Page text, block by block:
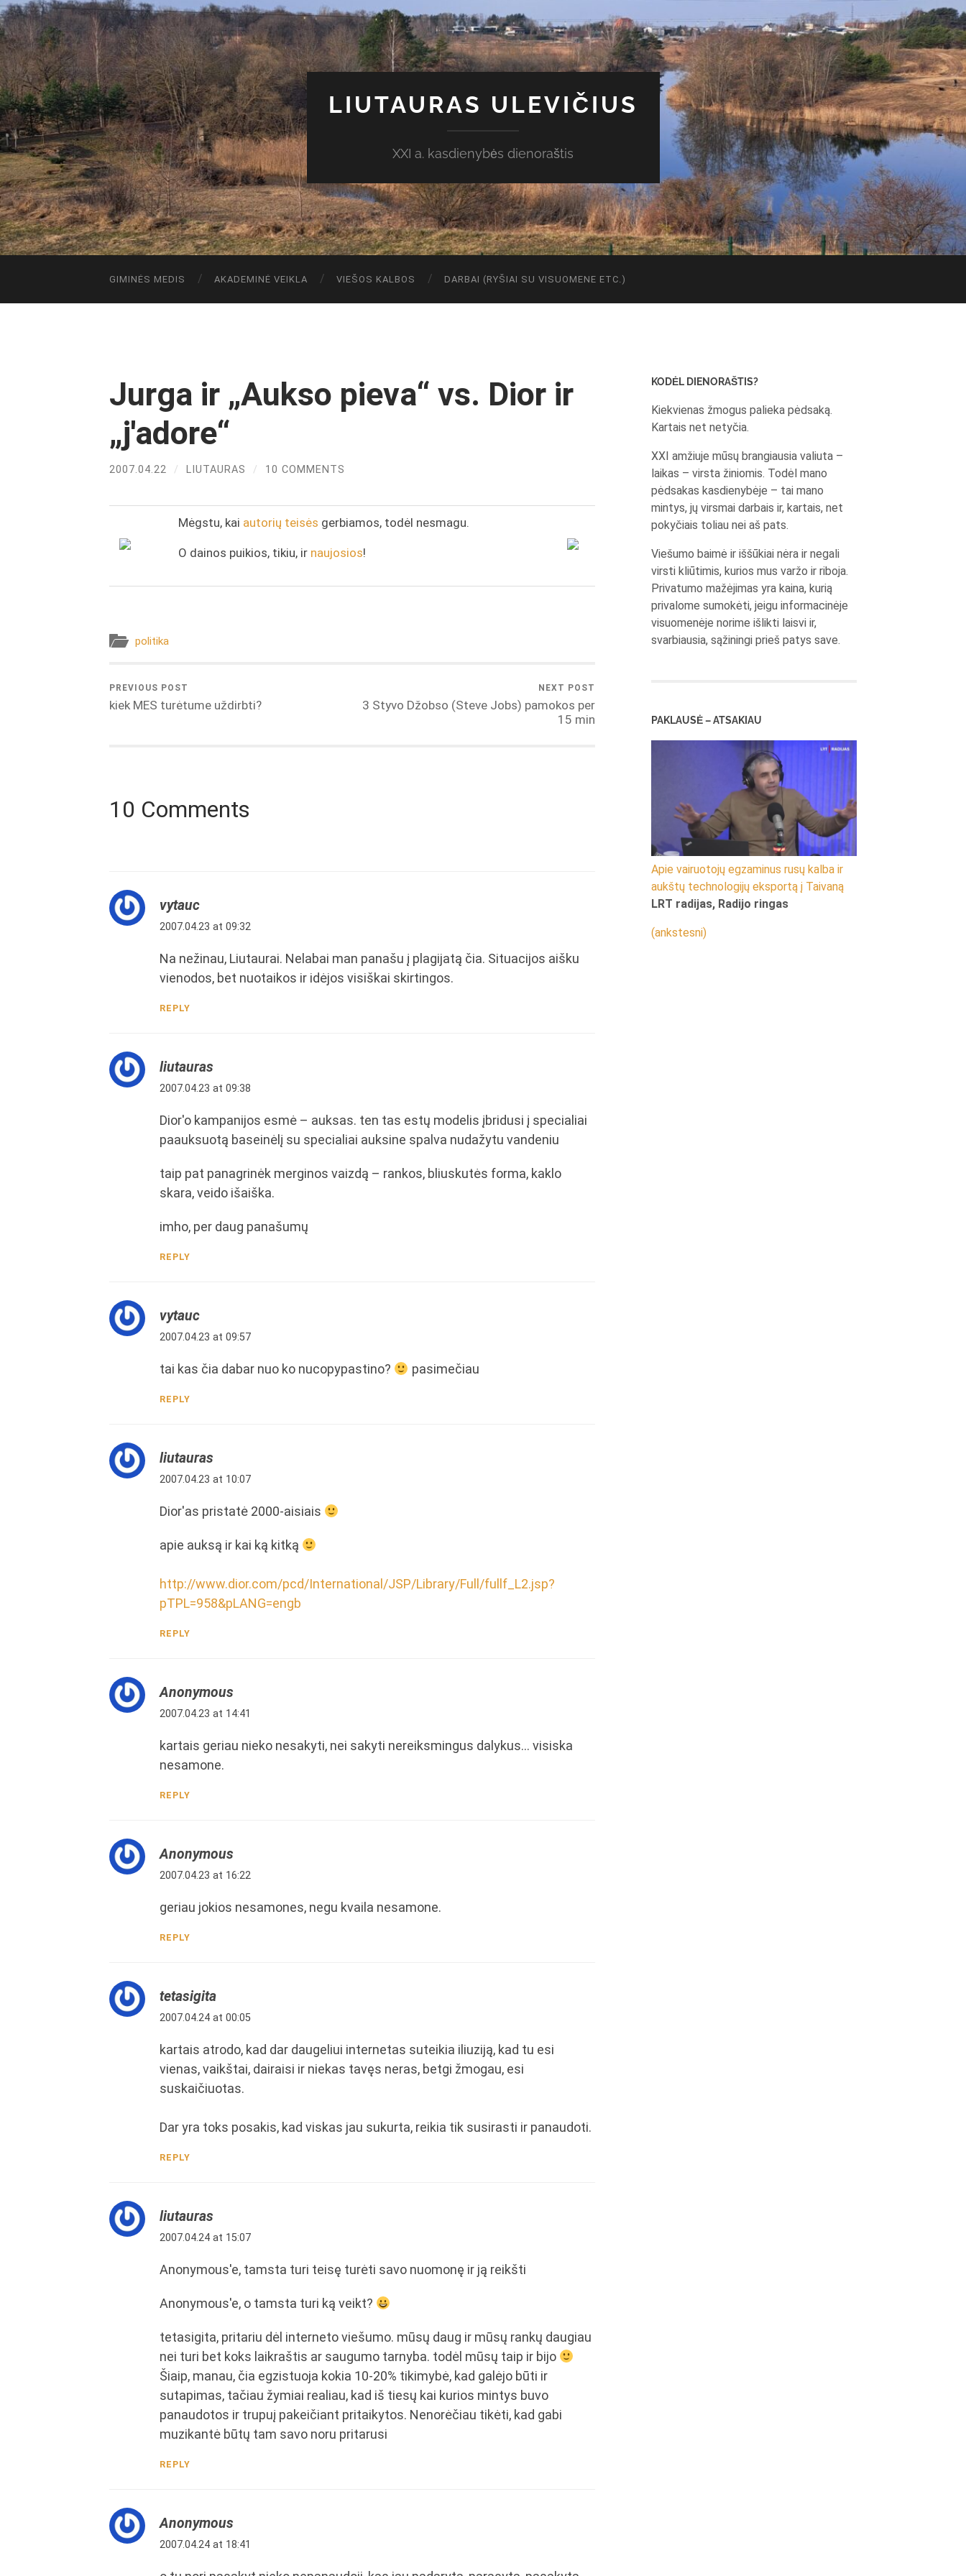
LIUTAURAS ULEVIČIUS
XXI a. kasdienybės dienoraštis
GIMINĖS MEDIS AKADEMINĖ VEIKLA VIEŠOS KALBOS DARBAI (RYŠIAI SU VISUOMENE ETC.)
Jurga ir „Aukso pieva“ vs. Dior ir
„j'adore“
2007.04.22 / LIUTAURAS / 10 COMMENTS
Mėgstu, kai autorių teisės gerbiamos, todėl nesmagu.
O dainos puikios, tikiu, ir naujosios!
politika
PREVIOUS POST
kiek MES turėtume uždirbti?
NEXT POST
3 Styvo Džobso (Steve Jobs) pamokos per
15 min
10 Comments
vytauc
2007.04.23 at 09:32
Na nežinau, Liutaurai. Nelabai man panašu į plagijatą čia. Situacijos aišku
vienodos, bet nuotaikos ir idėjos visiškai skirtingos.
REPLY
liutauras
2007.04.23 at 09:38
Dior'o kampanijos esmė – auksas. ten tas estų modelis įbridusi į specialiai
paauksuotą baseinėlį su specialiai auksine spalva nudažytu vandeniu
taip pat panagrinėk merginos vaizdą – rankos, bliuskutės forma, kaklo
skara, veido išaiška.
imho, per daug panašumų
REPLY
vytauc
2007.04.23 at 09:57
tai kas čia dabar nuo ko nucopypastino? pasimečiau
REPLY
liutauras
2007.04.23 at 10:07
Dior'as pristatė 2000-aisiais
apie auksą ir kai ką kitką
http://www.dior.com/pcd/International/JSP/Library/Full/fullf_L2.jsp?
pTPL=958&pLANG=engb
REPLY
Anonymous
2007.04.23 at 14:41
kartais geriau nieko nesakyti, nei sakyti nereiksmingus dalykus… visiska
nesamone.
REPLY
Anonymous
2007.04.23 at 16:22
geriau jokios nesamones, negu kvaila nesamone.
REPLY
tetasigita
2007.04.24 at 00:05
kartais atrodo, kad dar daugeliui internetas suteikia iliuziją, kad tu esi
vienas, vaikštai, dairaisi ir niekas tavęs neras, betgi žmogau, esi
suskaičiuotas.
Dar yra toks posakis, kad viskas jau sukurta, reikia tik susirasti ir panaudoti.
REPLY
liutauras
2007.04.24 at 15:07
Anonymous'e, tamsta turi teisę turėti savo nuomonę ir ją reikšti
Anonymous'e, o tamsta turi ką veikt?
tetasigita, pritariu dėl interneto viešumo. mūsų daug ir mūsų rankų daugiau
nei turi bet koks laikraštis ar saugumo tarnyba. todėl mūsų taip ir bijo
Šiaip, manau, čia egzistuoja kokia 10-20% tikimybė, kad galėjo būti ir
sutapimas, tačiau žymiai realiau, kad iš tiesų kai kurios mintys buvo
panaudotos ir trupuį pakeičiant pritaikytos. Nenorėčiau tikėti, kad gabi
muzikantė būtų tam savo noru pritarusi
REPLY
Anonymous
2007.04.24 at 18:41
KODĖL DIENORAŠTIS?
Kiekvienas žmogus palieka pėdsaką.
Kartais net netyčia.
XXI amžiuje mūsų brangiausia valiuta –
laikas – virsta žiniomis. Todėl mano
pėdsakas kasdienybėje – tai mano
mintys, jų virsmai darbais ir, kartais, net
pokyčiais toliau nei aš pats.
Viešumo baimė ir iššūkiai nėra ir negali
virsti kliūtimis, kurios mus varžo ir riboja.
Privatumo mažėjimas yra kaina, kurią
privalome sumokėti, jeigu informacinėje
visuomenėje norime išlikti laisvi ir,
svarbiausia, sąžiningi prieš patys save.
PAKLAUSĖ – ATSAKIAU
Apie vairuotojų egzaminus rusų kalba ir
aukštų technologijų eksportą į Taivaną
LRT radijas, Radijo ringas
(ankstesni)